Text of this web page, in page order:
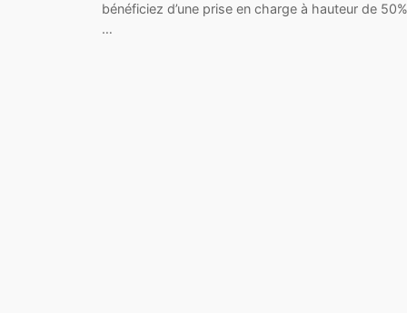
bénéficiez d’une prise en charge à hauteur de 50%
…